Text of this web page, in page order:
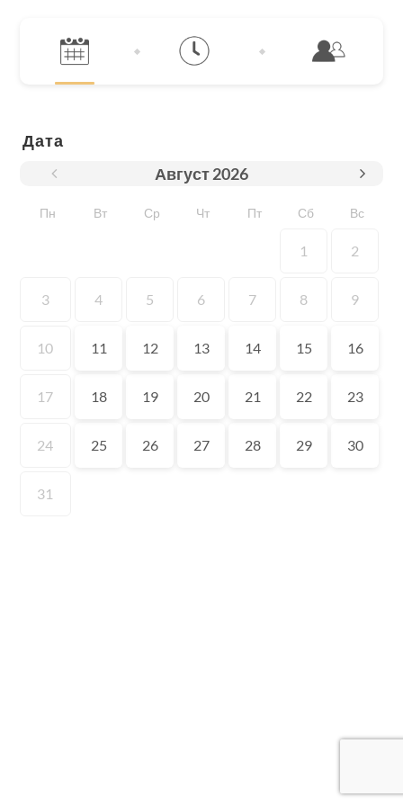
Дата
Август2026
Пн Вт Ср Чт Пт Сб Вс
1 2
3 4 5 6 7 8 9
10 11 12 13 14 15 16
17 18 19 20 21 22 23
24 25 26 27 28 29 30
31